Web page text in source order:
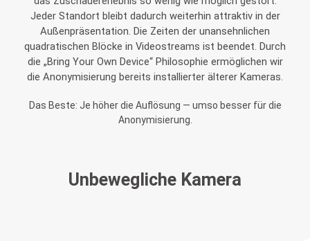
Jeder Standort bleibt dadurch weiterhin attraktiv in der
Außenpräsentation. Die Zeiten der unansehnlichen
quadratischen Blöcke in Videostreams ist beendet. Durch
die „Bring Your Own Device“ Philosophie ermöglichen wir
die Anonymisierung bereits installierter älterer Kameras.
Das Beste: Je höher die Auflösung — umso besser für die
Anonymisierung.
Unbewegliche Kamera